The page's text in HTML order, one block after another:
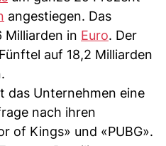
angestiegen. Das
in Euro. Der
auf 18,2 Milliarden
das Unternehmen eine
nach ihren
of Kings» und «PUBG».